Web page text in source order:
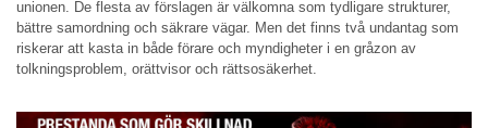
unionen. De flesta av förslagen är välkomna som tydligare strukturer,
bättre samordning och säkrare vägar. Men det finns två undantag som
riskerar att kasta in både förare och myndigheter i en gråzon av
tolkningsproblem, orättvisor och rättsosäkerhet.